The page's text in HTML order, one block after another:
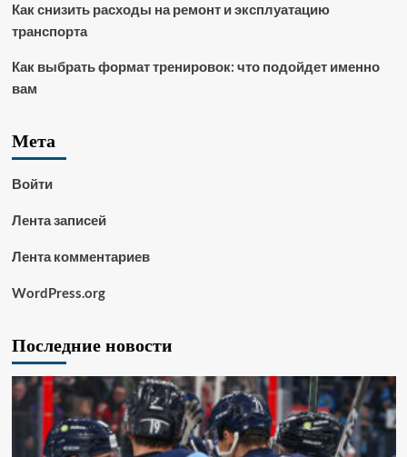
Как снизить расходы на ремонт и эксплуатацию
транспорта
Как выбрать формат тренировок: что подойдет именно
вам
Мета
Войти
Лента записей
Лента комментариев
WordPress.org
Последние новости